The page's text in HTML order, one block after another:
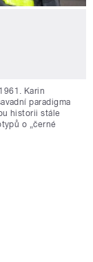
Karin
paradigma
historii stále
o „černé